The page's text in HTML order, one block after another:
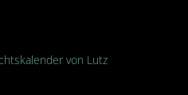
von Lutz